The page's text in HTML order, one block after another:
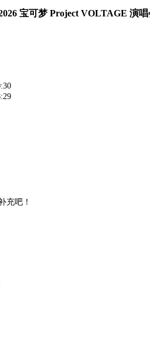
宝可梦 Project VOLTAGE 演唱
充吧！